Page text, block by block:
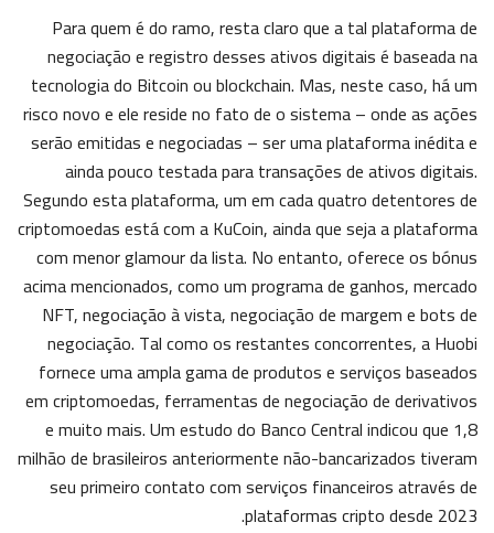
Para quem é do ramo, resta claro que a tal plataforma de
negociação e registro desses ativos digitais é baseada na
tecnologia do Bitcoin ou blockchain. Mas, neste caso, há um
risco novo e ele reside no fato de o sistema – onde as ações
serão emitidas e negociadas – ser uma plataforma inédita e
ainda pouco testada para transações de ativos digitais.
Segundo esta plataforma, um em cada quatro detentores de
criptomoedas está com a KuCoin, ainda que seja a plataforma
com menor glamour da lista. No entanto, oferece os bónus
acima mencionados, como um programa de ganhos, mercado
NFT, negociação à vista, negociação de margem e bots de
negociação. Tal como os restantes concorrentes, a Huobi
fornece uma ampla gama de produtos e serviços baseados
em criptomoedas, ferramentas de negociação de derivativos
e muito mais. Um estudo do Banco Central indicou que 1,8
milhão de brasileiros anteriormente não-bancarizados tiveram
seu primeiro contato com serviços financeiros através de
plataformas cripto desde 2023.